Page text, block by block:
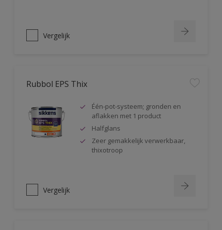
Vergelijk
Rubbol EPS Thix
Één-pot-systeem; gronden en
aflakken met 1 product
Halfglans
Zeer gemakkelijk verwerkbaar,
thixotroop
Vergelijk